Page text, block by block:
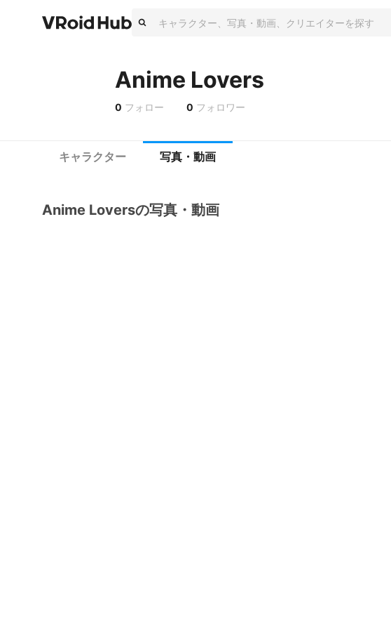
Anime Lovers
0 フォロー 0 フォロワー
キャラクター 写真・動画
Anime Loversの写真・動画